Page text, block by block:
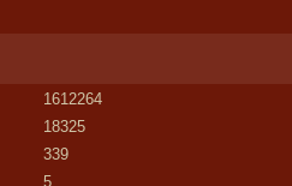
5
1612264
18325
339